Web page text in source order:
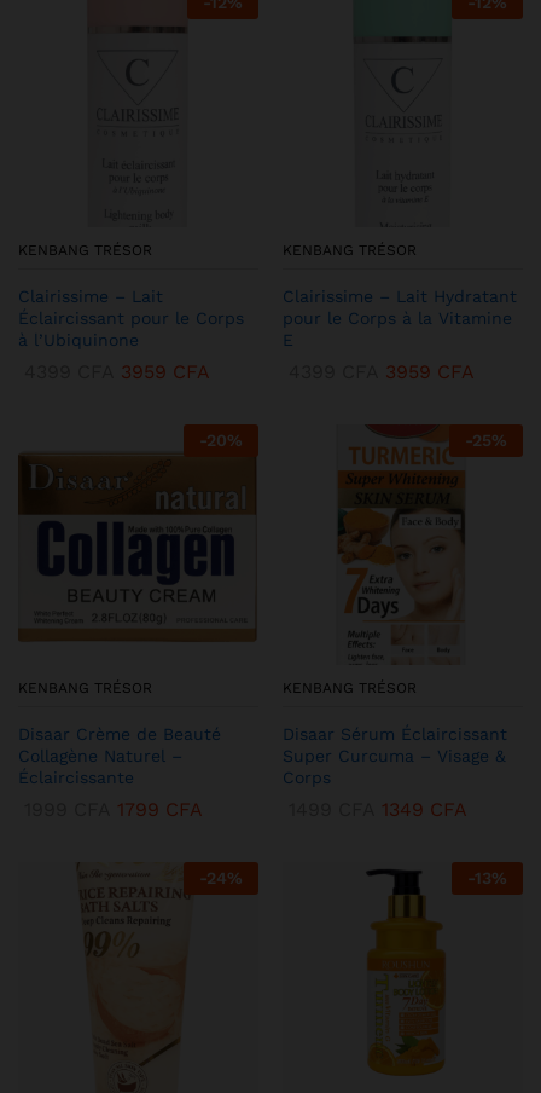
KENBANG TRÉSOR
Clairissime – Lait
Éclaircissant pour le Corps
à l’Ubiquinone
3959 CFA
KENBANG TRÉSOR
Clairissime – Lait Hydratant
pour le Corps à la Vitamine
E
3959 CFA
-20%
KENBANG TRÉSOR
Disaar Crème de Beauté
Collagène Naturel –
Éclaircissante
1799 CFA
-25%
KENBANG TRÉSOR
Disaar Sérum Éclaircissant
Super Curcuma – Visage &
Corps
1349 CFA
-24% -13%